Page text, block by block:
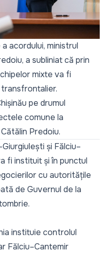
acordului, ministrul
a subliniat că prin
mixte va fi
pe drumul
comune la
Predoiu.
și Fălciu–
fi instituit și în punctul
cu autoritățile
de Guvernul de la
instituie controlul
Fălciu–Cantemir